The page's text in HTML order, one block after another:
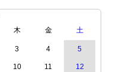
木 金 土
3 4 5
10 11 12